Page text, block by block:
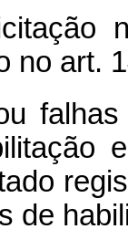
no art.
de